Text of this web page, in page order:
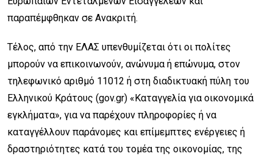
παραπέμφθηκαν σε Ανακριτή.
Τέλος, από την ΕΛΑΣ υπενθυμίζεται ότι οι πολίτες
μπορούν να επικοινωνούν, ανώνυμα ή επώνυμα, στον
τηλεφωνικό αριθμό 11012 ή στη διαδικτυακή πύλη του
Ελληνικού Κράτους (gov.gr) «Καταγγελία για οικονομικά
εγκλήματα», για να παρέχουν πληροφορίες ή να
καταγγέλλουν παράνομες και επίμεμπτες ενέργειες ή
δραστηριότητες κατά του τομέα της οικονομίας, της